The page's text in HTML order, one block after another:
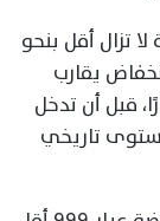
تزال أقل بنحو
يقارب
عام 2026 عند نحو 72 دولارًا، قبل أن تدخل
تاريخي